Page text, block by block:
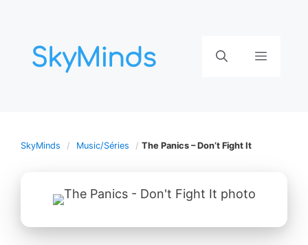
contenu
Menu
SkyMinds Music/Séries The Panics – Don’t Fight It